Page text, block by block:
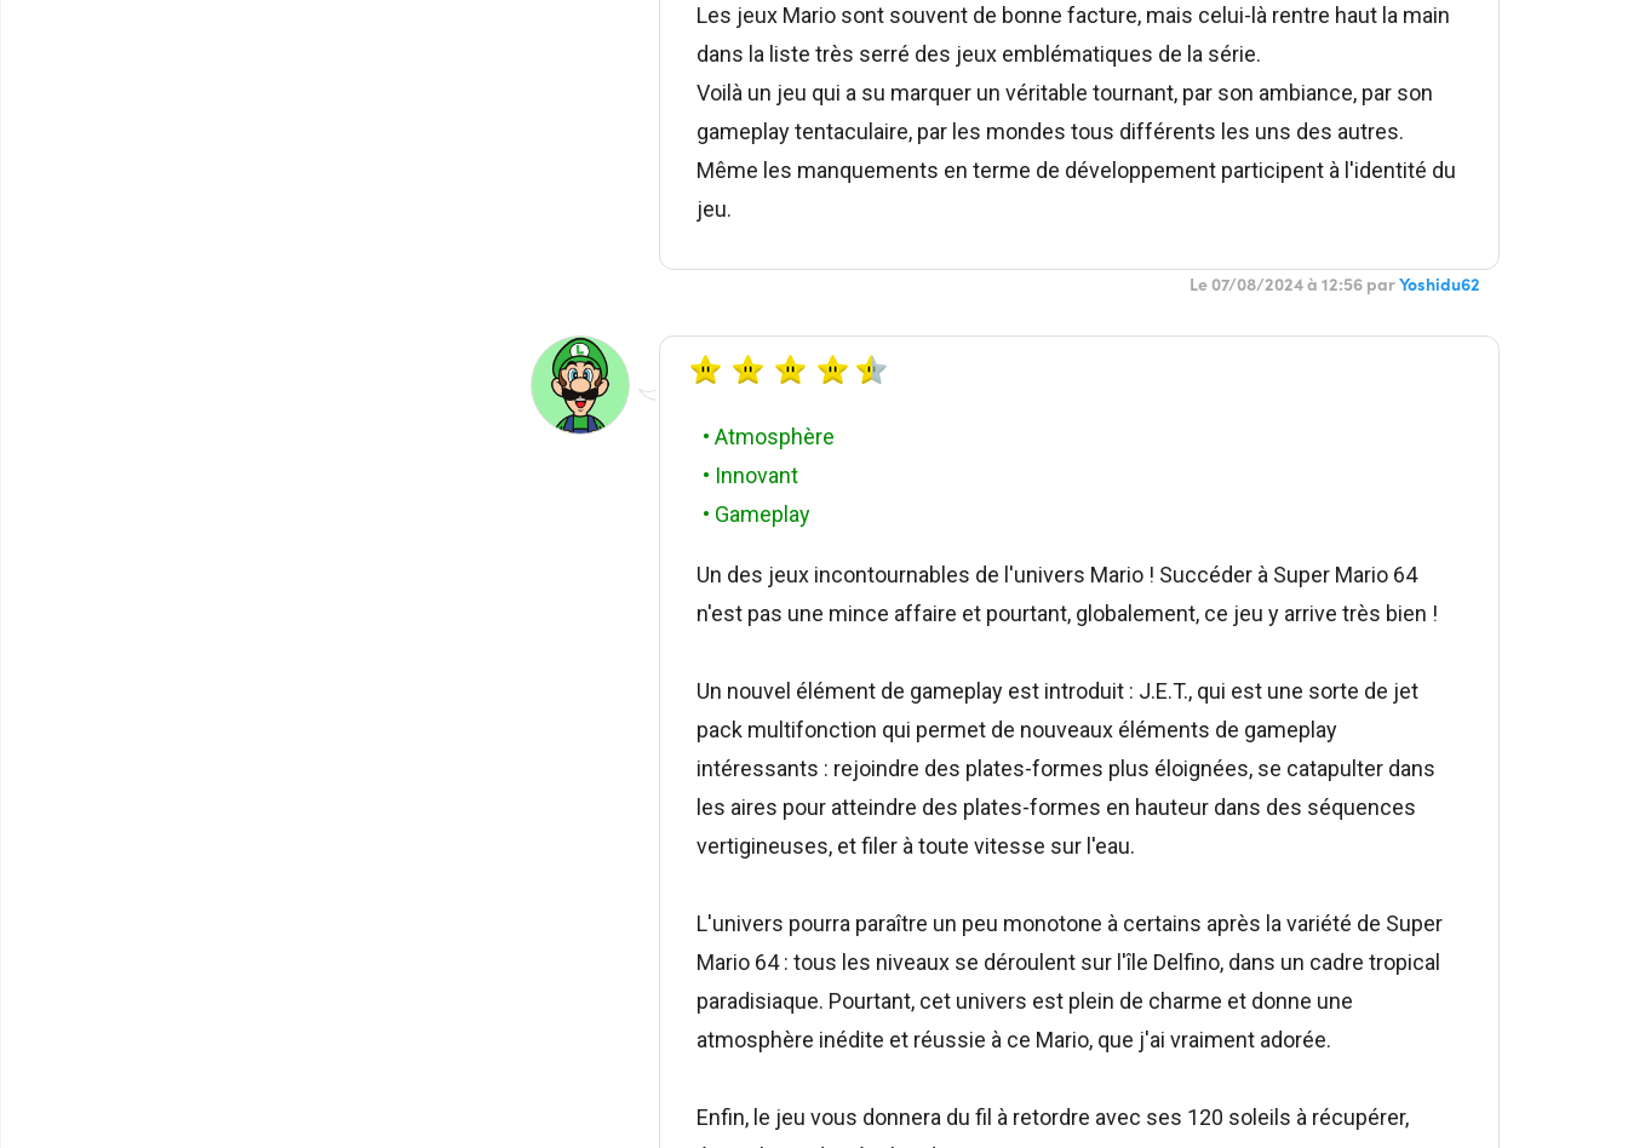
Les jeux Mario sont souvent de bonne facture, mais celui-là rentre haut la main
dans la liste très serré des jeux emblématiques de la série.
Voilà un jeu qui a su marquer un véritable tournant, par son ambiance, par son
gameplay tentaculaire, par les mondes tous différents les uns des autres.
Même les manquements en terme de développement participent à l'identité du
jeu.
Le 07/08/2024 à 12:56 parYoshidu62
• Atmosphère
• Innovant
• Gameplay
Un des jeux incontournables de l'univers Mario ! Succéder à Super Mario 64
n'est pas une mince affaire et pourtant, globalement, ce jeu y arrive très bien !
Un nouvel élément de gameplay est introduit : J.E.T., qui est une sorte de jet
pack multifonction qui permet de nouveaux éléments de gameplay
intéressants : rejoindre des plates-formes plus éloignées, se catapulter dans
les aires pour atteindre des plates-formes en hauteur dans des séquences
vertigineuses, et filer à toute vitesse sur l'eau.
L'univers pourra paraître un peu monotone à certains après la variété de Super
Mario 64 : tous les niveaux se déroulent sur l'île Delfino, dans un cadre tropical
paradisiaque. Pourtant, cet univers est plein de charme et donne une
atmosphère inédite et réussie à ce Mario, que j'ai vraiment adorée.
Enfin, le jeu vous donnera du fil à retordre avec ses 120 soleils à récupérer,